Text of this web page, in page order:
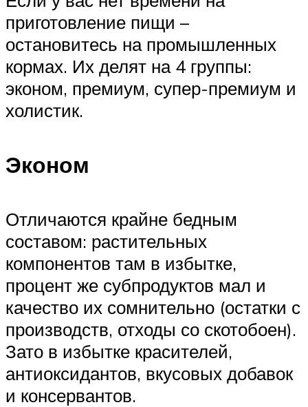
приготовление пищи –
остановитесь на промышленных
кормах. Их делят на 4 группы:
эконом, премиум, супер-премиум и
холистик.
Эконом
Отличаются крайне бедным
составом: растительных
компонентов там в избытке,
процент же субпродуктов мал и
качество их сомнительно (остатки с
производств, отходы со скотобоен).
Зато в избытке красителей,
антиоксидантов, вкусовых добавок
и консервантов.